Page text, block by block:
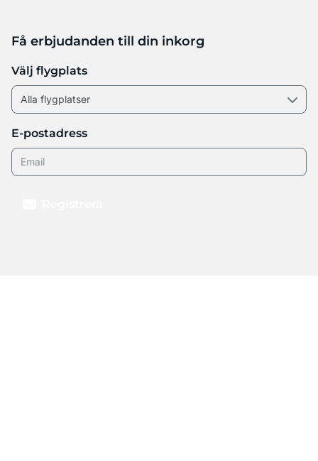
Få erbjudanden till din inkorg
Välj flygplats
E-postadress